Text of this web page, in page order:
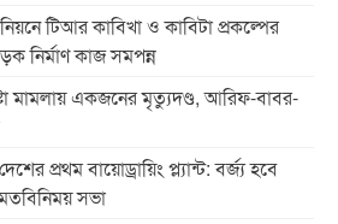
টিআর কাবিখা ও কাবিটা প্রকল্পের
নির্মাণ কাজ সমপন্ন
মামলায় একজনের মৃত্যুদণ্ড, আরিফ-বাবর-
প্রথম বায়োড্রায়িং প্ল্যান্ট: বর্জ্য হবে
সভা